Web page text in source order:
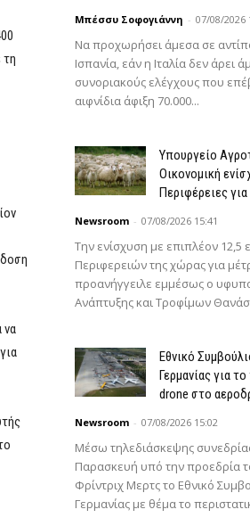
να
Μπέσσυ Σοφογιάννη - 07/08/2026
Να προχωρήσει άμεσα σε
Ισπανία, εάν η Ιταλία δεν άρει
συνοριακούς ελέγχους που
αιφνίδια άφιξη 70.000...
Υπουργείο
Οικονομική
Περιφέρειες
Newsroom - 07/08/2026 15:41
Την ενίσχυση με επιπλέον 12,5
Περιφερειών της χώρας για
προανήγγειλε εμμέσως ο
Ανάπτυξης και Τροφίμων
Εθνικό
Γερμανίας για
drone στο
Newsroom - 07/08/2026 15:02
Μέσω τηλεδιάσκεψης
Παρασκευή υπό την προεδρία
Φρίντριχ Μερτς το Εθνικό
Γερμανίας με θέμα το